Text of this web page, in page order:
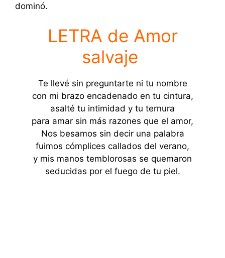
dominó.
LETRA de Amor
salvaje
Te llevé sin preguntarte ni tu nombre
con mi brazo encadenado en tu cintura,
asalté tu intimidad y tu ternura
para amar sin más razones que el amor,
Nos besamos sin decir una palabra
fuimos cómplices callados del verano,
y mis manos temblorosas se quemaron
seducidas por el fuego de tu piel.